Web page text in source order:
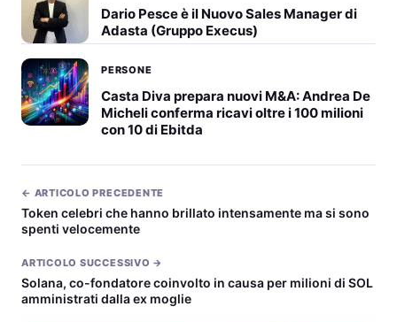
Dario Pesce è il Nuovo Sales Manager di
Adasta (Gruppo Execus)
PERSONE
Casta Diva prepara nuovi M&A: Andrea De
Micheli conferma ricavi oltre i 100 milioni
con 10 di Ebitda
← ARTICOLO PRECEDENTE
Token celebri che hanno brillato intensamente ma si sono
spenti velocemente
ARTICOLO SUCCESSIVO →
Solana, co-fondatore coinvolto in causa per milioni di SOL
amministrati dalla ex moglie